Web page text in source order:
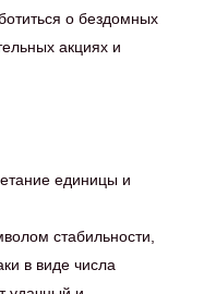
о бездомных
акциях и
единицы и
стабильности,
в виде числа